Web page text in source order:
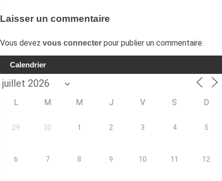
l’article
Laisser un commentaire
Vous devez vous connecter pour publier un commentaire.
Calendrier
L M M J V S D
29 30 1 2 3 4 5
6 7 8 9 10 11 12